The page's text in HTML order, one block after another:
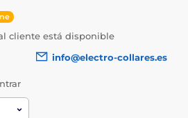
cliente está disponible
info@electro-collares.es